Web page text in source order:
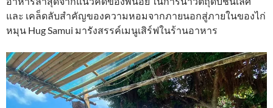
และ เคล็ดลับสำคัญของความหอมจากภายนอกสู่ภายในของไก่
หมุน Hug Samui มารังสรรค์เมนูเสิร์ฟในร้านอาหาร